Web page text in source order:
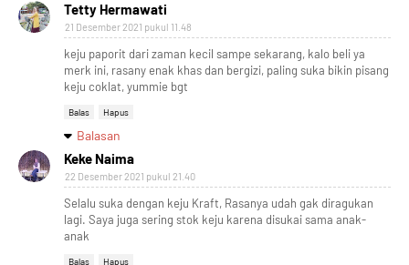
Tetty Hermawati
21 Desember 2021 pukul 11.48
keju paporit dari zaman kecil sampe sekarang, kalo beli ya
merk ini, rasany enak khas dan bergizi, paling suka bikin pisang
keju coklat, yummie bgt
Balas Hapus
Balasan
Keke Naima
22 Desember 2021 pukul 21.40
Selalu suka dengan keju Kraft, Rasanya udah gak diragukan
lagi. Saya juga sering stok keju karena disukai sama anak-
anak
Balas Hapus